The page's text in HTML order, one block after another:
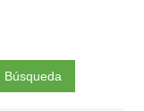
Búsqueda